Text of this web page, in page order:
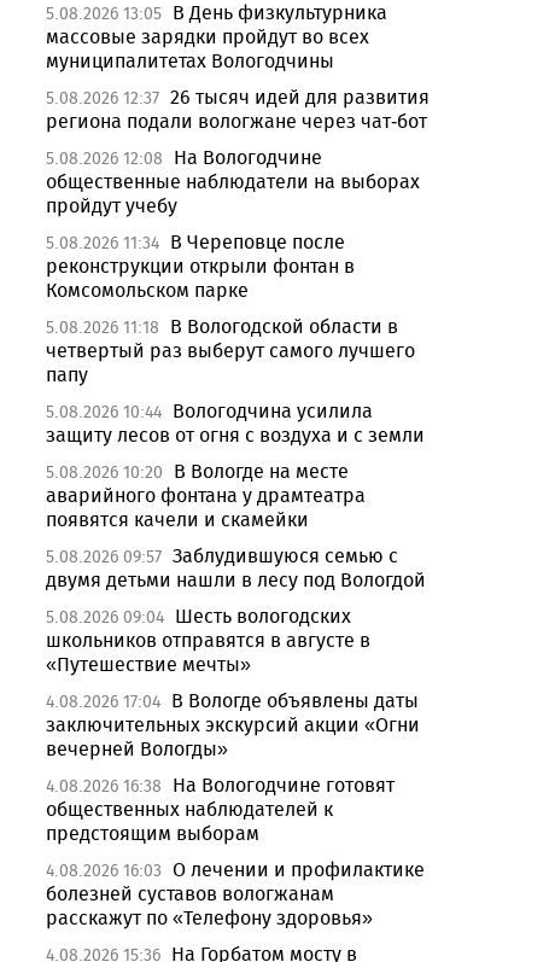
5.08.2026 13:05 В День физкультурника
массовые зарядки пройдут во всех
муниципалитетах Вологодчины
5.08.2026 12:37 26 тысяч идей для развития
региона подали вологжане через чат-бот
5.08.2026 12:08
На Вологодчине
общественные наблюдатели на выборах
пройдут учебу
5.08.2026 11:34 В Череповце после
реконструкции открыли фонтан в
Комсомольском парке
5.08.2026 11:18
В Вологодской области в
четвертый раз выберут самого лучшего
папу
5.08.2026 10:44 Вологодчина усилила
защиту лесов от огня с воздуха и с земли
5.08.2026 10:20
В Вологде на месте
аварийного фонтана у драмтеатра
появятся качели и скамейки
5.08.2026 09:57 Заблудившуюся семью с
двумя детьми нашли в лесу под Вологдой
5.08.2026 09:04 Шесть вологодских
школьников отправятся в августе в
«Путешествие мечты»
4.08.2026 17:04 В Вологде объявлены даты
заключительных экскурсий акции «Огни
вечерней Вологды»
4.08.2026 16:38
На Вологодчине готовят
общественных наблюдателей к
предстоящим выборам
4.08.2026 16:03 О лечении и профилактике
болезней суставов вологжанам
расскажут по «Телефону здоровья»
4.08.2026 15:36 На Горбатом мосту в